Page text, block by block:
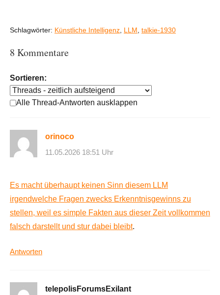
Schlagwörter: Künstliche Intelligenz LLM talkie-1930
8 Kommentare
Sortieren:
Alle Thread-Antworten ausklappen
orinoco
11.05.2026 18:51 Uhr
Es macht überhaupt keinen Sinn diesem LLM
irgendwelche Fragen zwecks Erkenntnisgewinns zu
stellen, weil es simple Fakten aus dieser Zeit vollkommen
falsch darstellt und stur dabei bleibt.
Antworten
telepolisForumsExilant